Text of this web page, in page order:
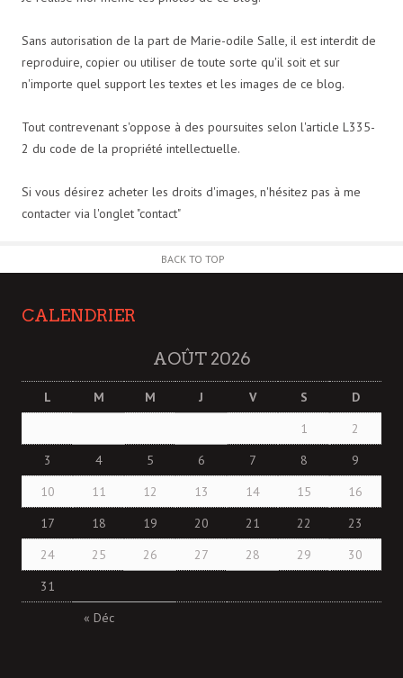
Sans autorisation de la part de Marie-odile Salle, il est interdit de
reproduire, copier ou utiliser de toute sorte qu'il soit et sur
n'importe quel support les textes et les images de ce blog.
Tout contrevenant s'oppose à des poursuites selon l'article L335-
2 du code de la propriété intellectuelle.
Si vous désirez acheter les droits d'images, n'hésitez pas à me
contacter via l'onglet "contact"
BACK TO TOP
CALENDRIER
AOÛT 2026
L M M J V S D
« Déc
1
2
3
4 5 6 7 8
9
10
11 12 13 14 15
16
17
18 19 20 21 22
23
24
25 26 27 28 29
30
31